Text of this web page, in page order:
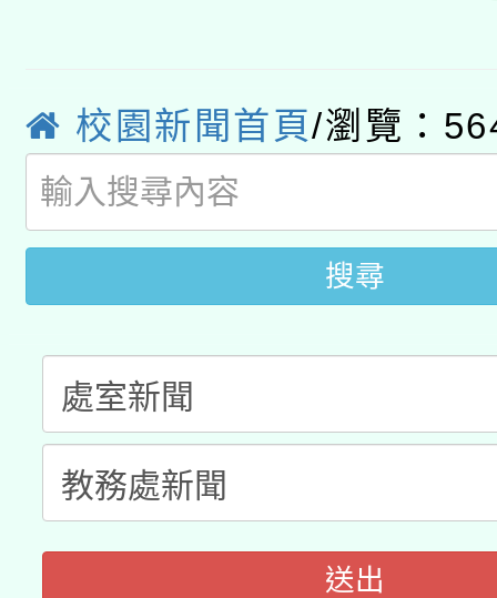
轉知經濟部水利署委託
用水績優單位及節水達
動」
桃園市孔廟祈福系列
開 智慧啟航」
2026年桃園地景藝術
校園新聞首頁/瀏覽：
搜尋
送出